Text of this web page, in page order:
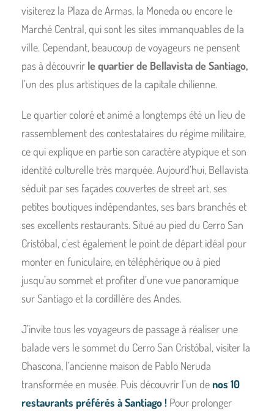
visiterez la Plaza de Armas, la Moneda ou encore le
Marché Central, qui sont les sites immanquables de la
ville. Cependant, beaucoup de voyageurs ne pensent
pas à découvrir le quartier de Bellavista de Santiago,
l’un des plus artistiques de la capitale chilienne.
Le quartier coloré et animé a longtemps été un lieu de
rassemblement des contestataires du régime militaire,
ce qui explique en partie son caractère atypique et son
identité culturelle très marquée. Aujourd’hui, Bellavista
séduit par ses façades couvertes de street art, ses
petites boutiques indépendantes, ses bars branchés et
ses excellents restaurants. Situé au pied du Cerro San
Cristóbal, c’est également le point de départ idéal pour
monter en funiculaire, en téléphérique ou à pied
jusqu’au sommet et profiter d’une vue panoramique
sur Santiago et la cordillère des Andes.
J’invite tous les voyageurs de passage à réaliser une
balade vers le sommet du Cerro San Cristóbal, visiter la
Chascona, l’ancienne maison de Pablo Neruda
transformée en musée. Puis découvrir l’un de nos 10
restaurants préférés à Santiago! Pour prolonger